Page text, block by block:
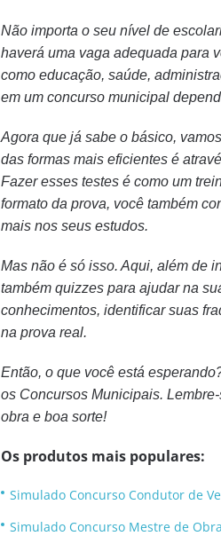
Não importa o seu nível de
haverá uma vaga adequada para
como educação, saúde,
em um concurso municipal
Agora que já sabe o básico,
das formas mais eficientes é
Fazer esses testes é como um
formato da prova, você também
mais nos seus estudos.
Mas não é só isso. Aqui, além de
também quizzes para ajudar na
conhecimentos, identificar suas
na prova real.
Então, o que você está
os Concursos Municipais.
obra e boa sorte!
Os produtos mais populares:
Simulado Concurso Condutor de
Simulado Concurso Mestre de